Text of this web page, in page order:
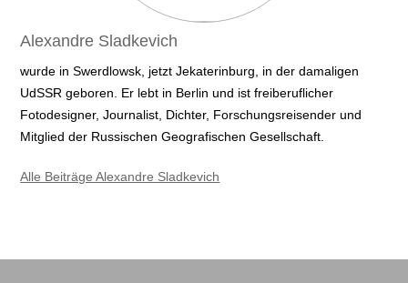
Alexandre Sladkevich
wurde in Swerdlowsk, jetzt Jekaterinburg, in der damaligen
UdSSR geboren. Er lebt in Berlin und ist freiberuflicher
Fotodesigner, Journalist, Dichter, Forschungsreisender und
Mitglied der Russischen Geografischen Gesellschaft.
Alle Beiträge Alexandre Sladkevich